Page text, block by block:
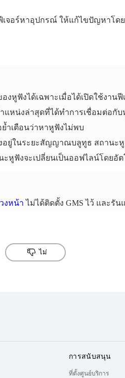
เจอร์หาอุปกรณ์ ให้แก้ไขปัญหาโด
หูฟังได้เฉพาะเมื่อได้เปิดใช้งาน
น่งล่าสุดที่ได้ทำการเชื่อมต่อกับ
ำเตือนว่าหาหูฟังไม่พบ
อยู่ในระยะสัญญาณบลูทูธ สถานะ
หูฟังจะเปลี่ยนเป็นออฟไลน์โดยอั
งหน้า ไม่ได้ติดตั้ง GMS ไว้ และรัน
ไม่
การสนับสนุน
ที่ตั้งศูนย์บริการ